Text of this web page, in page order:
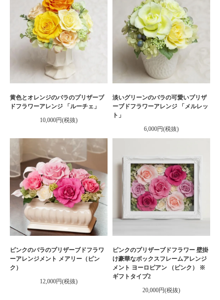
黄色とオレンジのバラのプリザーブ
ドフラワーアレンジ 「ルーチェ」
10,000円(税抜)
淡いグリーンのバラの可愛いプリザ
ーブドフラワーアレンジ 「メルレッ
ト」
6,000円(税抜)
ピンクのバラのプリザーブドフラワ
ーアレンジメント メアリー（ピン
ク）
12,000円(税抜)
ピンクのプリザーブドフラワー 壁掛
け豪華なボックスフレームアレンジ
メント ヨーロピアン （ピンク） ※
ギフトタイプ2
20,000円(税抜)